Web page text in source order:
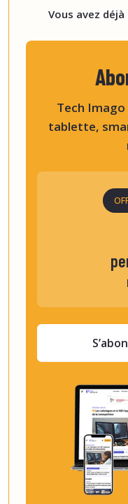
Vous avez
Tech
tablette,